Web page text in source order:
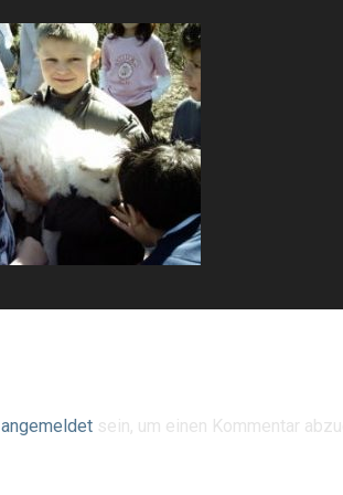
angemeldetsein, um einen Kommentar